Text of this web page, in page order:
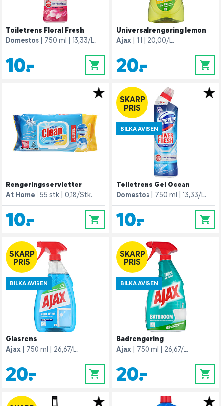
Toiletrens Floral Fresh
Domestos
750 ml 13,33/L.
10,- 0
Universalrengøring lemon
Ajax
1 l 20,00/L.
20,- 0
Rengøringsservietter
At Home
55 stk 0,18/Stk.
10,- 0
SKARP
PRIS
BILKA AVISEN
Toiletrens Gel Ocean
Domestos
750 ml 13,33/L.
10,- 0
SKARP
PRIS
BILKA AVISEN
Glasrens
Ajax
750 ml 26,67/L.
20,- 0
SKARP
PRIS
BILKA AVISEN
Badrengøring
Ajax
750 ml 26,67/L.
20,- 0